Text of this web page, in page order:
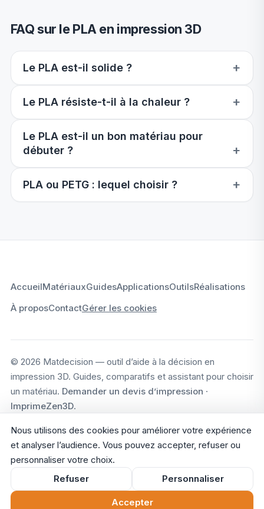
FAQ sur le PLA en impression 3D
Le PLA est-il solide ?
Le PLA résiste-t-il à la chaleur ?
Le PLA est-il un bon matériau pour
débuter ?
PLA ou PETG : lequel choisir ?
AccueilMatériauxGuidesApplicationsOutilsRéalisations
À proposContactGérer les cookies
© 2026 Matdecision — outil d’aide à la décision en
impression 3D. Guides, comparatifs et assistant pour choisir
un matériau. Demander un devis d’impression ·
ImprimeZen3D.
Nous utilisons des cookies pour améliorer votre expérience
et analyser l’audience. Vous pouvez accepter, refuser ou
personnaliser votre choix.
Refuser
Personnaliser
Accepter